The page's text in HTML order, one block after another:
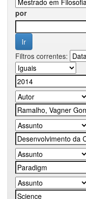
por
Filtros correntes: